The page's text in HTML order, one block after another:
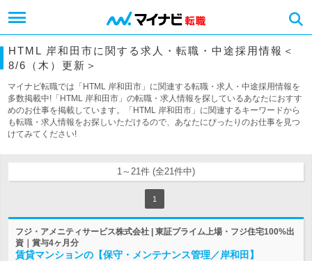
HTML 岸和田市に関する求人・転職・中途採用情報＜
8/6（木）更新＞
マイナビ転職では「HTML 岸和田市」に関連する転職・求人・中途採用情報を
多数掲載中!「HTML 岸和田市」の転職・求人情報を探しているあなたにおすす
めのお仕事を掲載しています。「HTML 岸和田市」に関連するキーワードから
も転職・求人情報をお探しいただけるので、あなたにぴったりのお仕事を見つ
けてみてください!
1～21件 (全21件中)
1
フジ・アメニティサービス株式会社 | 東証プライム上場・フジ住宅100%出
資｜賞与4ヶ月分
賃貸マンションの【保守・メンテナンス管理／岸和田】